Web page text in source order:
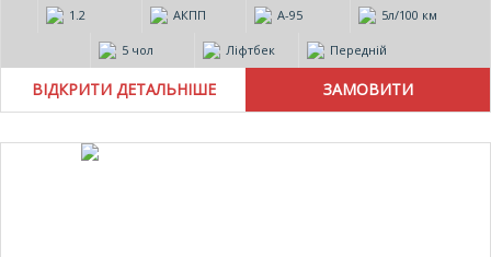
1.2 АКПП А-95 5л/100 км
5 чол Ліфтбек Передній
ВІДКРИТИ ДЕТАЛЬНІШЕ